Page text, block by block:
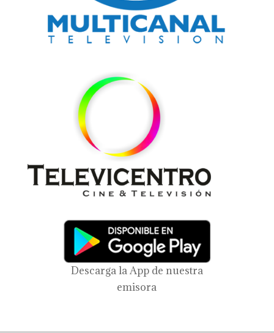
Descarga la App de nuestra
emisora